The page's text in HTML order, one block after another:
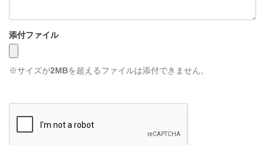
添付ファイル
※サイズが2MBを超えるファイルは添付できません。